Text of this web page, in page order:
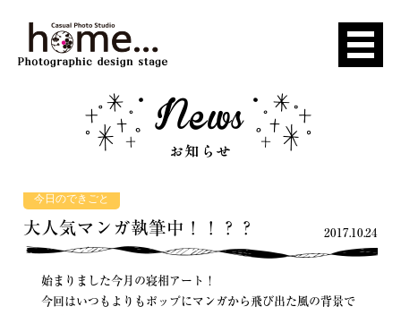
今日のできごと
大人気マンガ執筆中！！？？ 2017.10.24
始まりました今月の寝相アート！
今回はいつもよりもポップにマンガから飛び出た風の背景で